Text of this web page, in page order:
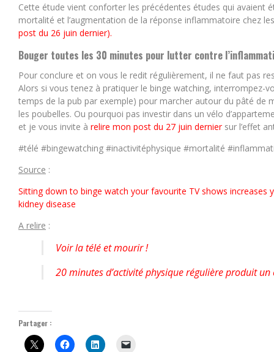
Cette étude vient conforter les précédentes études qui avaient
mortalité et l’augmentation de la réponse inflammatoire chez
post du 26 juin dernier).
Bouger toutes les 30 minutes pour lutter contre
Pour conclure et on vous le redit régulièrement, il ne faut pas
Alors si vous tenez à pratiquer le binge watching, interrompez-
temps de la pub par exemple) pour marcher autour du pâté
les poubelles. Ou pourquoi pas investir dans un vélo
et je vous invite à relire mon post du 27 juin derniersur l’effet
#télé #bingewatching #inactivitéphysique #mortalité
Source :
Sitting down to binge watch your favourite TV shows increases
kidney disease
A relire :
Voir la télé et mourir !
20 minutes d’activité physique régulière produit
Partager :